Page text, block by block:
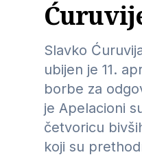
Slavko
ubijen je 11.
borbe za
je Apelacioni
četvoricu
koji su